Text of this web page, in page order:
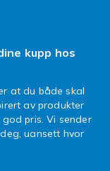
kupp hos
at du både skal
av produkter
pris. Vi sender
uansett hvor